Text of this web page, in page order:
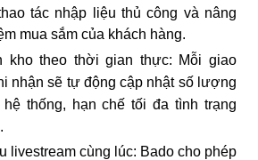
tác nhập liệu thủ công và nâng
mua sắm của khách hàng.
kho theo thời gian thực: Mỗi giao
nhận sẽ tự động cập nhật số lượng
thống, hạn chế tối đa tình trạng
livestream cùng lúc: Bado cho phép